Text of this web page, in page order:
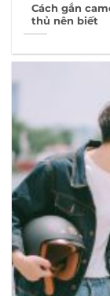
Cách gắn
thủ nên biết